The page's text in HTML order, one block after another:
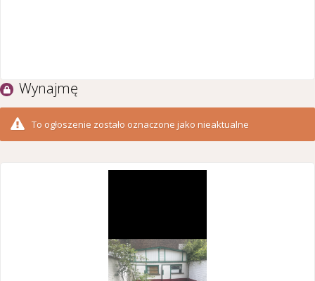
Wynajmę
To ogłoszenie zostało oznaczone jako nieaktualne